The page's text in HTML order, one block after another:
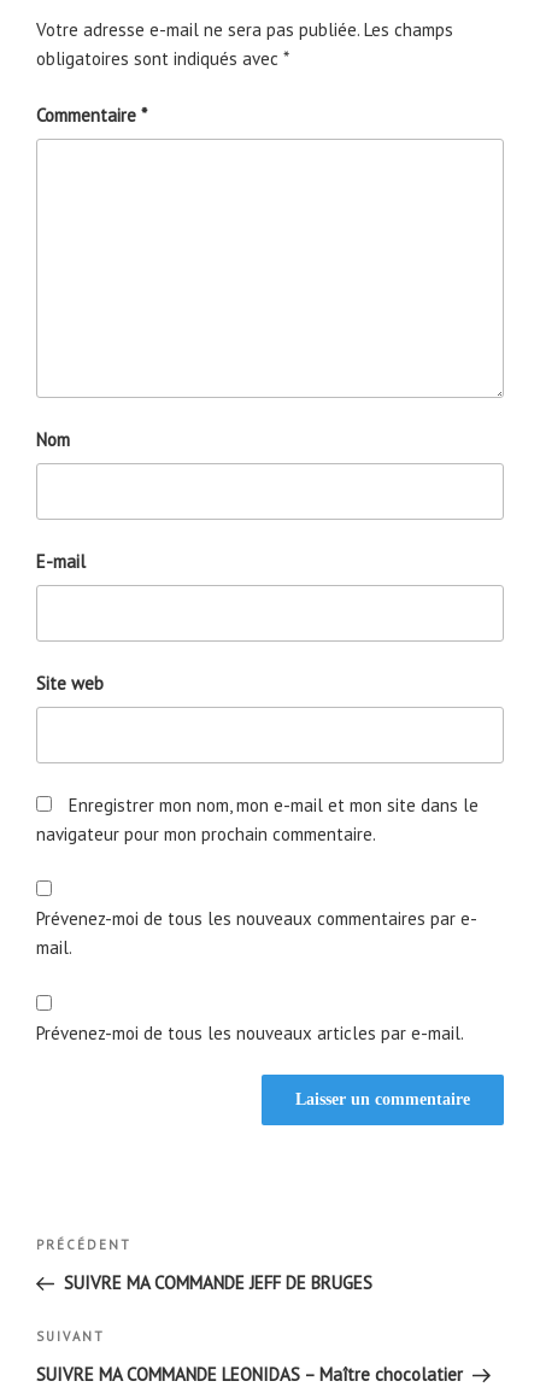
Votre adresse e-mail ne sera pas publiée. Les champs
obligatoires sont indiqués avec *
Commentaire *
Nom
E-mail
Site web
Enregistrer mon nom, mon e-mail et mon site dans le
navigateur pour mon prochain commentaire.
Prévenez-moi de tous les nouveaux commentaires par e-
mail.
Prévenez-moi de tous les nouveaux articles par e-mail.
Navigation
l’article
Article
précédent
PRÉCÉDENT
SUIVRE MA COMMANDE JEFF DE BRUGES
Article
suivant
SUIVANT
SUIVRE MA COMMANDE LEONIDAS – Maître chocolatier